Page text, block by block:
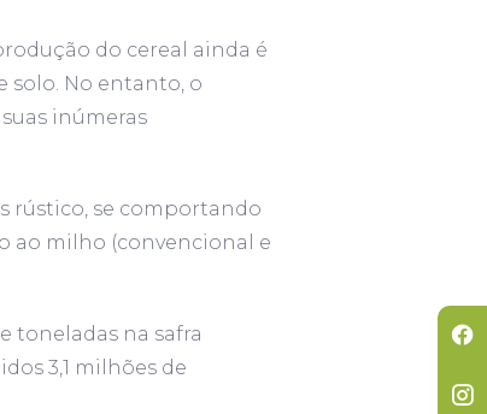
do cereal ainda é
solo. No entanto, o
inúmeras
rústico, se comportando
ao milho (convencional e
toneladas na safra
3,1 milhões de